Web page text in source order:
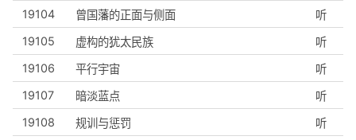
19104
曾国藩的正面与侧面
听
19105
虚构的犹太民族
听
19106
平行宇宙
听
19107
暗淡蓝点
听
19108
规训与惩罚
听